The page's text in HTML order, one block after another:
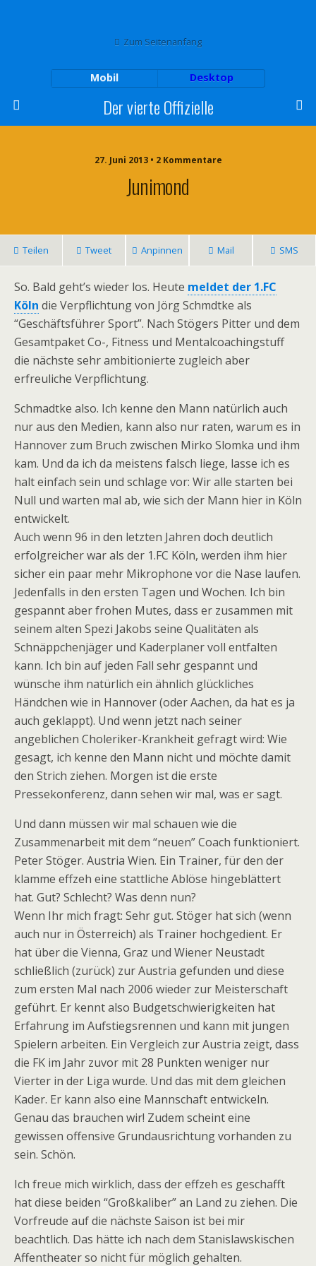
Zum Seitenanfang
Mobil Desktop
Der vierte Offizielle
27. Juni 2013 • 2 Kommentare
Junimond
Teilen Tweet Anpinnen Mail SMS
So. Bald geht’s wieder los. Heute meldet der 1.FC
Köln die Verpflichtung von Jörg Schmdtke als
“Geschäftsführer Sport”. Nach Stögers Pitter und dem
Gesamtpaket Co-, Fitness und Mentalcoachingstuff
die nächste sehr ambitionierte zugleich aber
erfreuliche Verpflichtung.
Schmadtke also. Ich kenne den Mann natürlich auch
nur aus den Medien, kann also nur raten, warum es in
Hannover zum Bruch zwischen Mirko Slomka und ihm
kam. Und da ich da meistens falsch liege, lasse ich es
halt einfach sein und schlage vor: Wir alle starten bei
Null und warten mal ab, wie sich der Mann hier in Köln
entwickelt.
Auch wenn 96 in den letzten Jahren doch deutlich
erfolgreicher war als der 1.FC Köln, werden ihm hier
sicher ein paar mehr Mikrophone vor die Nase laufen.
Jedenfalls in den ersten Tagen und Wochen. Ich bin
gespannt aber frohen Mutes, dass er zusammen mit
seinem alten Spezi Jakobs seine Qualitäten als
Schnäppchenjäger und Kaderplaner voll entfalten
kann. Ich bin auf jeden Fall sehr gespannt und
wünsche ihm natürlich ein ähnlich glückliches
Händchen wie in Hannover (oder Aachen, da hat es ja
auch geklappt). Und wenn jetzt nach seiner
angeblichen Choleriker-Krankheit gefragt wird: Wie
gesagt, ich kenne den Mann nicht und möchte damit
den Strich ziehen. Morgen ist die erste
Pressekonferenz, dann sehen wir mal, was er sagt.
Und dann müssen wir mal schauen wie die
Zusammenarbeit mit dem “neuen” Coach funktioniert.
Peter Stöger. Austria Wien. Ein Trainer, für den der
klamme effzeh eine stattliche Ablöse hingeblättert
hat. Gut? Schlecht? Was denn nun?
Wenn Ihr mich fragt: Sehr gut. Stöger hat sich (wenn
auch nur in Österreich) als Trainer hochgedient. Er
hat über die Vienna, Graz und Wiener Neustadt
schließlich (zurück) zur Austria gefunden und diese
zum ersten Mal nach 2006 wieder zur Meisterschaft
geführt. Er kennt also Budgetschwierigkeiten hat
Erfahrung im Aufstiegsrennen und kann mit jungen
Spielern arbeiten. Ein Vergleich zur Austria zeigt, dass
die FK im Jahr zuvor mit 28 Punkten weniger nur
Vierter in der Liga wurde. Und das mit dem gleichen
Kader. Er kann also eine Mannschaft entwickeln.
Genau das brauchen wir! Zudem scheint eine
gewissen offensive Grundausrichtung vorhanden zu
sein. Schön.
Ich freue mich wirklich, dass der effzeh es geschafft
hat diese beiden “Großkaliber” an Land zu ziehen. Die
Vorfreude auf die nächste Saison ist bei mir
beachtlich. Das hätte ich nach dem Stanislawskischen
Affentheater so nicht für möglich gehalten.